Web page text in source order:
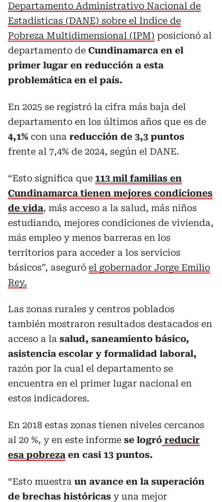
Departamento Administrativo Nacional de
Estadísticas (DANE) sobre el Indice de
Pobreza Multidimensional (IPM) posicionó al
departamento de Cundinamarca en el
primer lugar en reducción a esta
problemática en el país.
En 2025 se registró la cifra más baja del
departamento en los últimos años que es de
4,1% con una reducción de 3,3 puntos
frente al 7,4% de 2024, según el DANE.
“Esto significa que 113 mil familias en
Cundinamarca tienen mejores condiciones
de vida, más acceso a la salud, más niños
estudiando, mejores condiciones de vivienda,
más empleo y menos barreras en los
territorios para acceder a los servicios
básicos”, aseguró el gobernador Jorge Emilio
Rey.
Las zonas rurales y centros poblados
también mostraron resultados destacados en
acceso a la salud, saneamiento básico,
asistencia escolar y formalidad laboral,
razón por la cual el departamento se
encuentra en el primer lugar nacional en
estos indicadores.
En 2018 estas zonas tienen niveles cercanos
al 20 %, y en este informe se logró reducir
esa pobreza en casi 13 puntos.
“Esto muestra un avance en la superación
de brechas históricas y una mejor